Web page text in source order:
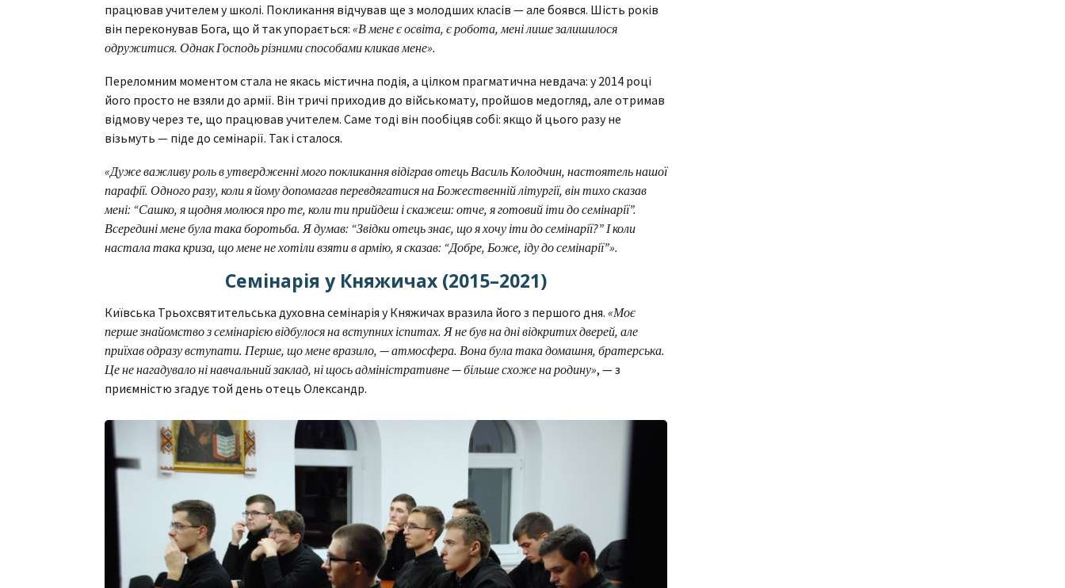
працював учителем у школі. Покликання відчував ще з молодших класів — але боявся. Шість років
він переконував Бога, що й так упорається: «В мене є освіта, є робота, мені лише залишилося
одружитися. Однак Господь різними способами кликав мене».
Переломним моментом стала не якась містична подія, а цілком прагматична невдача: у 2014 році
його просто не взяли до армії. Він тричі приходив до військомату, пройшов медогляд, але отримав
відмову через те, що працював учителем. Саме тоді він пообіцяв собі: якщо й цього разу не
візьмуть — піде до семінарії. Так і сталося.
«Дуже важливу роль в утвердженні мого покликання відіграв отець Василь Колодчин, настоятель нашої
парафії. Одного разу, коли я йому допомагав перевдягатися на Божественній літургії, він тихо сказав
мені: “Сашко, я щодня молюся про те, коли ти прийдеш і скажеш: отче, я готовий іти до семінарії”.
Всередині мене була така боротьба. Я думав: “Звідки отець знає, що я хочу іти до семінарії?” І коли
настала така криза, що мене не хотіли взяти в армію, я сказав: “Добре, Боже, іду до семінарії”».
Семінарія у Княжичах (2015–2021)
Київська Трьохсвятительська духовна семінарія у Княжичах вразила його з першого дня. «Моє
перше знайомство з семінарією відбулося на вступних іспитах. Я не був на дні відкритих дверей, але
приїхав одразу вступати. Перше, що мене вразило, — атмосфера. Вона була така домашня, братерська.
Це не нагадувало ні навчальний заклад, ні щось адміністративне — більше схоже на родину», — з
приємністю згадує той день отець Олександр.